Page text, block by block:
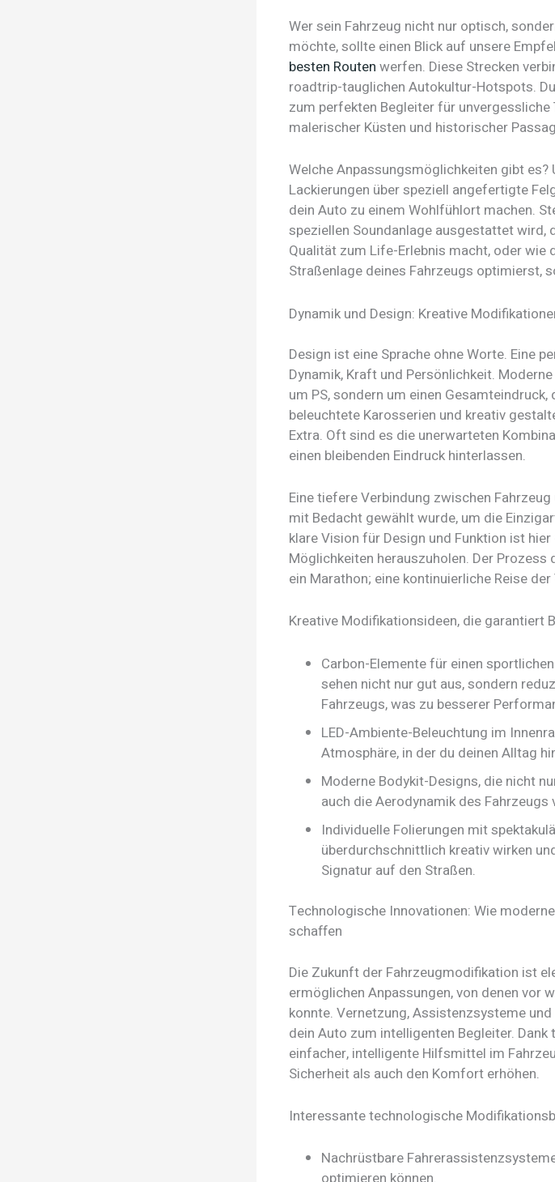
Wer sein Fahrzeug nicht nur optisch,
möchte, sollte einen Blick auf unsere
besten Routen werfen. Diese Strecken
roadtrip-tauglichen Autokultur-Hotspots.
zum perfekten Begleiter für
malerischer Küsten und historischer
Welche Anpassungsmöglichkeiten gibt es?
Lackierungen über speziell angefertigte
dein Auto zu einem Wohlfühlort machen.
speziellen Soundanlage ausgestattet wird,
Qualität zum Life-Erlebnis macht, oder
Straßenlage deines Fahrzeugs optimierst,
Dynamik und Design: Kreative
Design ist eine Sprache ohne Worte. Eine
Dynamik, Kraft und Persönlichkeit.
um PS, sondern um einen
beleuchtete Karosserien und kreativ
Extra. Oft sind es die unerwarteten
einen bleibenden Eindruck hinterlassen.
Eine tiefere Verbindung zwischen
mit Bedacht gewählt wurde, um die
klare Vision für Design und Funktion ist
Möglichkeiten herauszuholen. Der
ein Marathon; eine kontinuierliche Reise
Kreative Modifikationsideen, die garantiert
Carbon-Elemente für einen
sehen nicht nur gut aus, sondern
Fahrzeugs, was zu besserer
LED-Ambiente-Beleuchtung im
Atmosphäre, in der du deinen Alltag
Moderne Bodykit-Designs, die nicht
auch die Aerodynamik des Fahrzeugs
Individuelle Folierungen mit
überdurchschnittlich kreativ wirken
Signatur auf den Straßen.
Technologische Innovationen: Wie
schaffen
Die Zukunft der Fahrzeugmodifikation ist
ermöglichen Anpassungen, von denen vor
konnte. Vernetzung, Assistenzsysteme
dein Auto zum intelligenten Begleiter.
einfacher, intelligente Hilfsmittel im
Sicherheit als auch den Komfort erhöhen.
Interessante technologische
Nachrüstbare